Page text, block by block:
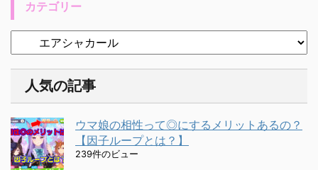
カテゴリー
人気の記事
ウマ娘の相性って◎にするメリットあるの？
【因子ループとは？】
239件のビュー